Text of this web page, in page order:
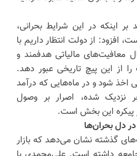
بر اینکه در این شرایط بحرانی،
افزود: از دولت انتظار داریم با
معافیت‌های مالیاتی هدفمند و
از این پیچ تاریخی عبور دهد.
اخذ شود و در ماه‌هایی که درآمد
شده، اصرار بر وصول
پیکره این بخش است.
دل بحران‌ها
گذشته نشان می‌دهد که بازار